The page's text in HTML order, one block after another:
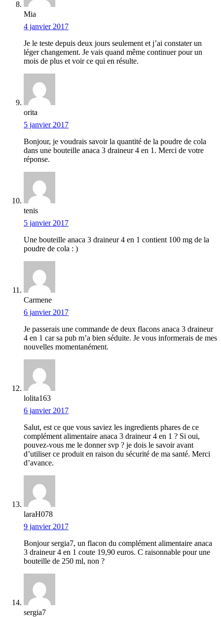
Mia
4 janvier 2017
Je le teste depuis deux jours seulement et j’ai constater un
léger changement. Je vais quand même continuer pour un
mois de plus et voir ce qui en résulte.
orita
5 janvier 2017
Bonjour, je voudrais savoir la quantité de la poudre de cola
dans une bouteille anaca 3 draineur 4 en 1. Merci de votre
réponse.
tenis
5 janvier 2017
Une bouteille anaca 3 draineur 4 en 1 contient 100 mg de la
poudre de cola : )
Carmene
6 janvier 2017
Je passerais une commande de deux flacons anaca 3 draineur
4 en 1 car sa pub m’a bien séduite. Je vous informerais de mes
nouvelles momentanément.
lolita163
6 janvier 2017
Salut, est ce que vous saviez les ingredients phares de ce
complément alimentaire anaca 3 draineur 4 en 1 ? Si oui,
pouvez-vous me le donner svp ? je dois le savoir avant
d’utiliser ce produit en raison du sécurité de ma santé. Merci
d’avance.
laraH078
9 janvier 2017
Bonjour sergia7, un flacon du complément alimentaire anaca
3 draineur 4 en 1 coute 19,90 euros. C raisonnable pour une
bouteille de 250 ml, non ?
sergia7